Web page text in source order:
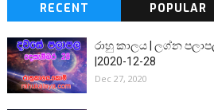
RECENT POPULAR
රාහු කාලය | ලග්න පලාපල
|2020-12-28
Dec 27, 2020